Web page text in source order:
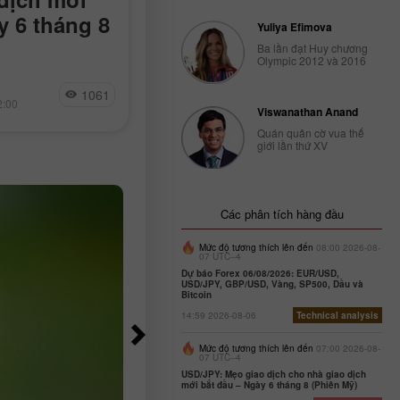
6 tháng 8
thấp, không có
trước đó 1061
bắt đầu – Ngày 6
(Phiên Mỹ)
Bài kiểm tra mức 1,3455 diễn ra khi
xuống dưới đường 0, xác nhận một
điểm vào lệnh
Jakub Novak
13:20 2026-08-06 +02:00
Yuliya Efimova
Ba lần đạt Huy chương
Olympic 2012 và 2016
Viswanathan Anand
Quán quân cờ vua thế
giới lần thứ XV
Các phân tích hàng đầu
Mức độ tương thích lên đến 08:00 2026-08-
07 UTC--4
Dự báo Forex 06/08/2026: EUR/USD,
USD/JPY, GBP/USD, Vàng, SP500, Dầu và
Bitcoin
14:59 2026-08-06
Technical analysis
Mức độ tương thích lên đến 07:00 2026-08-
07 UTC--4
USD/JPY: Mẹo giao dịch cho nhà giao dịch
mới bắt đầu – Ngày 6 tháng 8 (Phiên Mỹ)